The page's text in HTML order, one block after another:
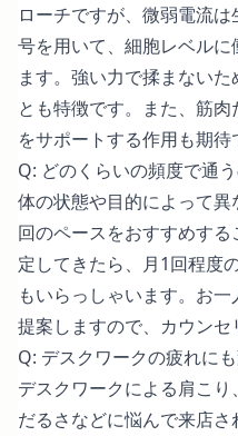
ローチですが、微弱電流
号を用いて、細胞レベル
ます。強い力で揉まない
とも特徴です。また、筋
をサポートする作用も期待
Q: どのくらいの頻度で通
体の状態や目的によって
回のペースをおすすめす
定してきたら、月1回程度
もいらっしゃいます。お
提案しますので、カウンセ
Q: デスクワークの疲れに
デスクワークによる肩こ
だるさなどに悩んで来店